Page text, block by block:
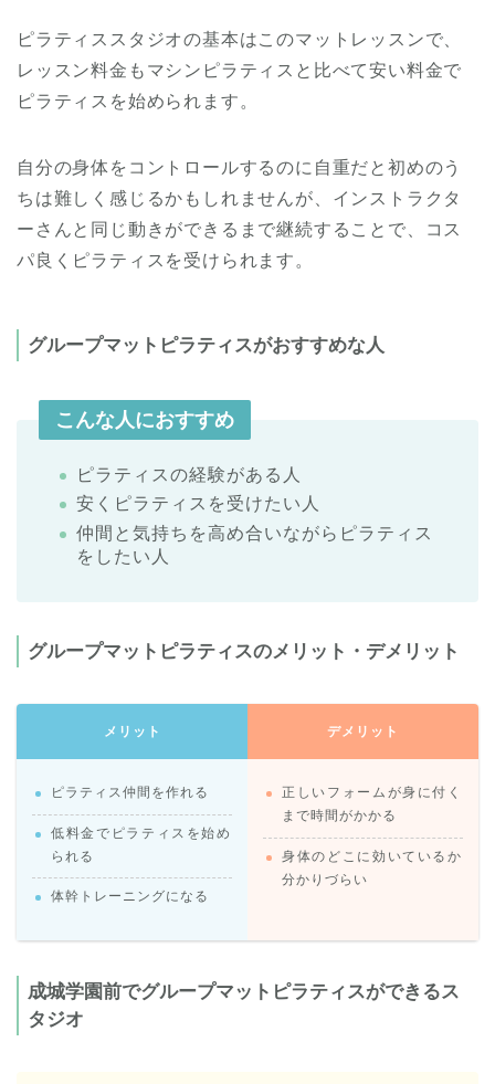
ピラティススタジオの基本はこのマットレッスンで、
レッスン料金もマシンピラティスと比べて安い料金で
ピラティスを始められます。
自分の身体をコントロールするのに自重だと初めのう
ちは難しく感じるかもしれませんが、インストラクタ
ーさんと同じ動きができるまで継続することで、コス
パ良くピラティスを受けられます。
グループマットピラティスがおすすめな人
こんな人におすすめ
ピラティスの経験がある人
安くピラティスを受けたい人
仲間と気持ちを高め合いながらピラティス
をしたい人
グループマットピラティスのメリット・デメリット
メリット
ピラティス仲間を作れる
低料金でピラティスを始め
られる
体幹トレーニングになる
デメリット
正しいフォームが身に付く
まで時間がかかる
身体のどこに効いているか
分かりづらい
成城学園前でグループマットピラティスができるス
タジオ